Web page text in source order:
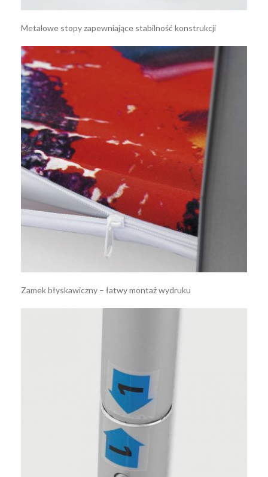
Metalowe stopy zapewniające stabilność konstrukcji
Zamek błyskawiczny – łatwy montaż wydruku